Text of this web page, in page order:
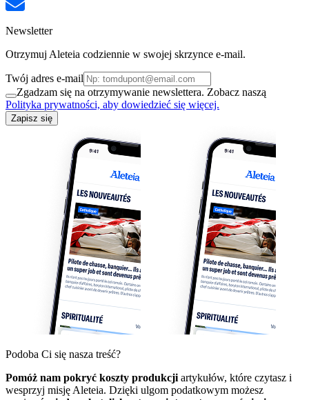
Newsletter
Otrzymuj Aleteia codziennie w swojej skrzynce e-mail.
Twój adres e-mail
Zgadzam się na otrzymywanie newslettera. Zobacz naszą
Polityka prywatności, aby dowiedzieć się więcej.
Zapisz się
Podoba Ci się nasza treść?
Pomóż nam pokryć koszty produkcji artykułów, które czytasz i
wesprzyj misję Aleteia. Dzięki ulgom podatkowym możesz